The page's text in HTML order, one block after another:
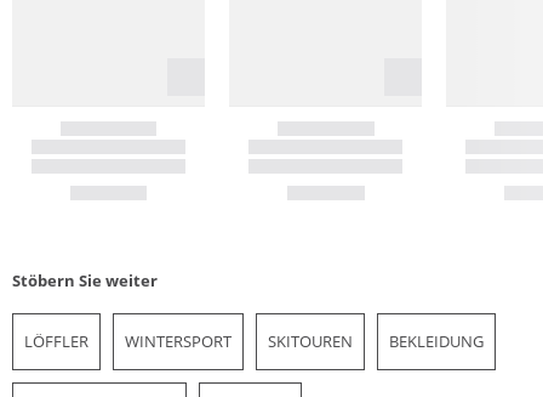
Stöbern Sie weiter
LÖFFLER WINTERSPORT SKITOUREN BEKLEIDUNG